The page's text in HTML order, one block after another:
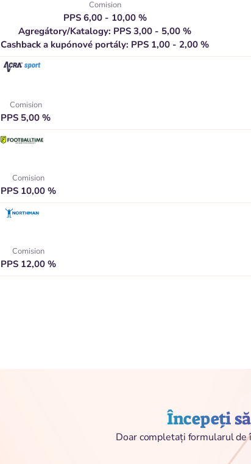
Comision
PPS 6,00 - 10,00 %
Agregátory/Katalogy: PPS 3,00 - 5,00 %
Cashback a kupónové portály: PPS 1,00 - 2,00 %
Comision
PPS 5,00 %
Comision
PPS 10,00 %
Comision
PPS 12,00 %
Începeți
Doar completați formularul de